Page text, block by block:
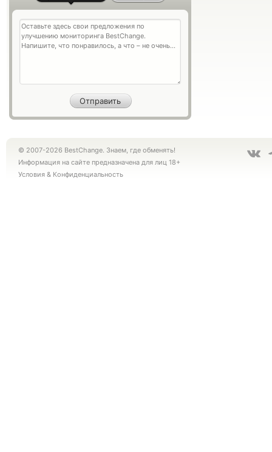
© 2007-2026 BestChange. Знаем, где обменять!
Информация на сайте предназначена для лиц 18+
Условия & Конфиденциальность